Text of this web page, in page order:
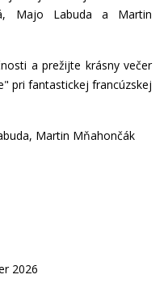
Majo Labuda a Martin
a prežijte krásny večer
pri fantastickej francúzskej
Martin Mňahončák
2026